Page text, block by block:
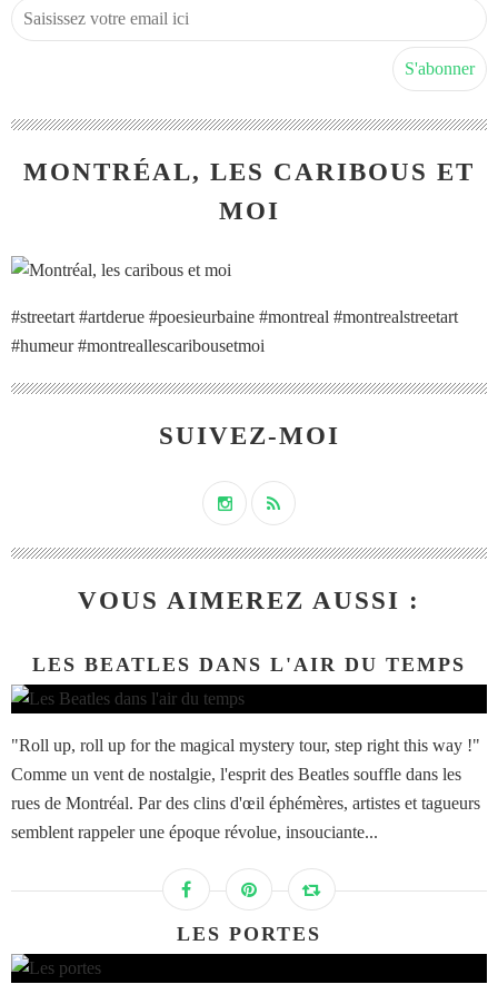
MONTRÉAL, LES CARIBOUS ET
MOI
#streetart #artderue #poesieurbaine #montreal #montrealstreetart
#humeur #montreallescaribousetmoi
SUIVEZ-MOI
VOUS AIMEREZ AUSSI :
LES BEATLES DANS L'AIR DU TEMPS
"Roll up, roll up for the magical mystery tour, step right this way !"
Comme un vent de nostalgie, l'esprit des Beatles souffle dans les
rues de Montréal. Par des clins d'œil éphémères, artistes et tagueurs
semblent rappeler une époque révolue, insouciante...
LES PORTES